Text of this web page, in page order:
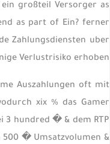
großteil Versorger as
as part of Ein? ferner
Zahlungsdiensten uber
Verlustrisiko erhoben.
Auszahlungen oft mit
xix % das Gamer
3 hundred � & dem RTP
500 � Umsatzvolumen &